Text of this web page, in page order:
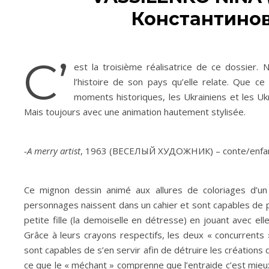
C’
est la troisième réalisatrice de ce dossier.
l’histoire de son pays qu’elle relate. Que
moments historiques, les Ukrainiens et les
Mais toujours avec une animation hautement stylisée.
-A merry artist, 1963 (ВЕСЕЛЫЙ ХУДОЖНИК) – conte/
Ce mignon dessin animé aux allures de coloriages
personnages naissent dans un cahier et sont capables de
petite fille (la demoiselle en détresse) en jouant avec
Grâce à leurs crayons respectifs, les deux «
sont capables de s’en servir afin de détruire les créations
ce que le « méchant » comprenne que l’entraide c’est